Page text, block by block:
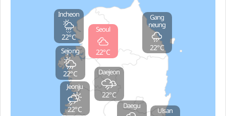
Seoul
22°C
Gang
neung
22°C
Incheon
22°C
Sejong
22°C Daejeon
22°C
Jeonju
22°C Ulsan
Daegu